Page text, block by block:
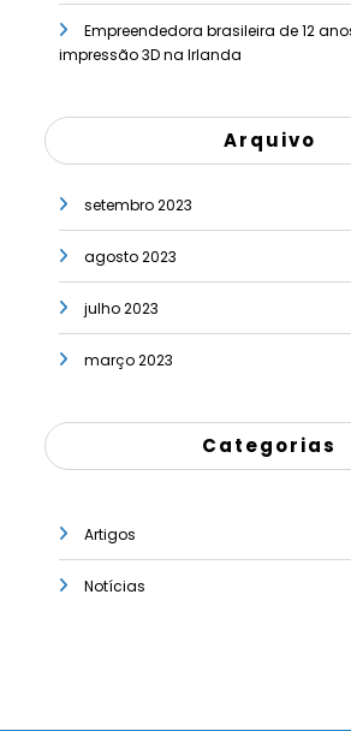
Empreendedora brasileira de 12
impressão 3D na Irlanda
Arquivo
setembro 2023
agosto 2023
julho 2023
março 2023
Categorias
Artigos
Notícias